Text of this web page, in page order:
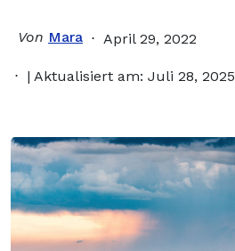
Von Mara April 29, 2022
| Aktualisiert am: Juli 28, 2025